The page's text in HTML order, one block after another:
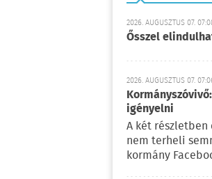
2026. AUGUSZTUS 07.
Ősszel
2026. AUGUSZTUS 07.
igényelni
A két
nem terheli
kormány